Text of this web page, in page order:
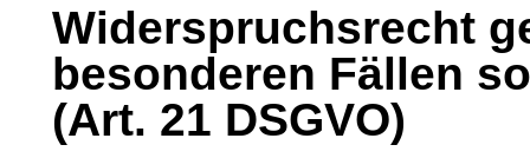
Widerspruchsrecht
besonderen Fällen
(Art. 21 DSGVO)